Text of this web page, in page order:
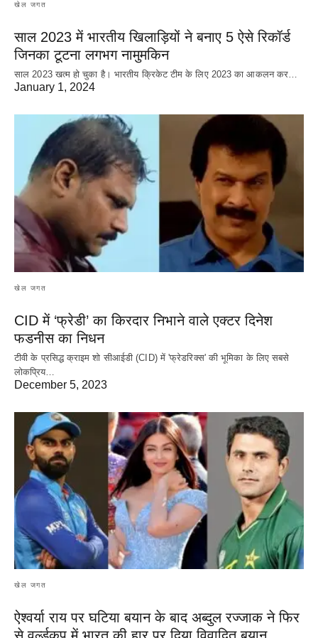
खेल जगत
साल 2023 में भारतीय खिलाड़ियों ने बनाए 5 ऐसे रिकॉर्ड
जिनका टूटना लगभग नामुमकिन
साल 2023 खत्म हो चुका है। भारतीय क्रिकेट‌ टीम के लिए 2023 का आकलन कर…
January 1, 2024
खेल जगत
CID में ‘फ्रेडी’ का किरदार निभाने वाले एक्टर दिनेश
फडनीस का निधन
टीवी के प्रसिद्ध क्राइम शो सीआईडी (CID) में 'फ्रेडरिक्स' की भूमिका के लिए सबसे
लोकप्रिय…
December 5, 2023
खेल जगत
ऐश्वर्या राय पर‌ घटिया बयान के बाद अब्दुल रज्जाक ने फिर